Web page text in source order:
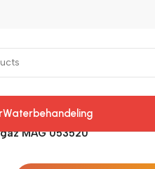
Waterbehandeling
MAG 053520